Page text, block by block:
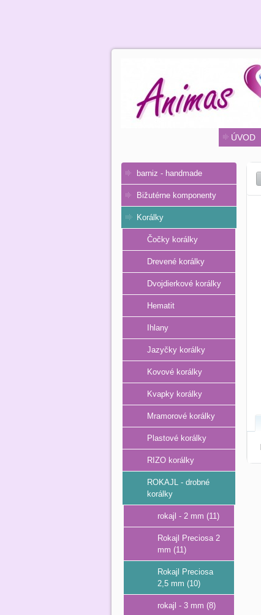
ÚVOD
barniz - handmade
Bižutérne komponenty
Korálky
Čočky korálky
Drevené korálky
Dvojdierkové korálky
Hematit
Ihlany
Jazyčky korálky
Kovové korálky
Kvapky korálky
Mramorové korálky
Plastové korálky
RIZO korálky
ROKAJL - drobné
korálky
rokajl - 2 mm (11)
Rokajl Preciosa 2
mm (11)
Rokajl Preciosa
2,5 mm (10)
rokajl - 3 mm (8)